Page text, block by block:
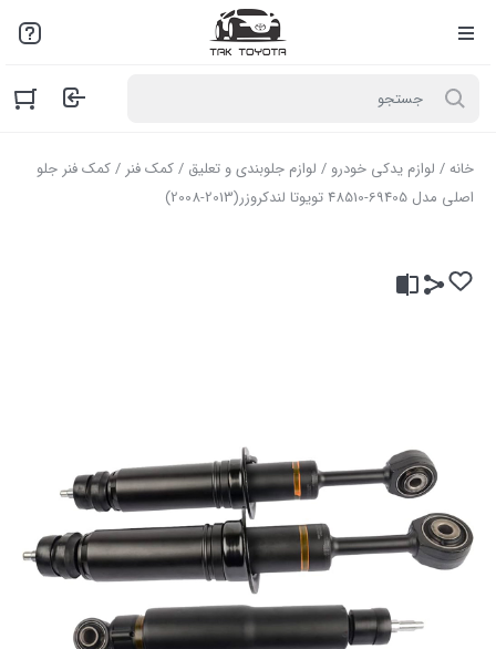
لطفاً به علت نوسانات بازار با مـا تمـاس بگیرید: 02136916845
خانه/ لوازم یدکی خودرو / لوازم جلوبندی و تعلیق /کمک فنر / کمک فنر جلو
اصلی مدل 69405-48510 تویوتا لندکروزر(2013-2008)